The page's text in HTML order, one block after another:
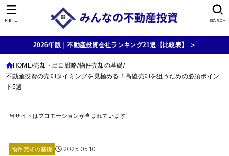
SEARCH
MENU
2026年版｜不動産投資会社ランキング21選【比較表】 ＞
HOME 売却・出口戦略 物件売却の基礎
不動産投資の売却タイミングを見極める！高値売却を狙うための必須ポイン
ト5選
当サイトはプロモーションが含まれています
物件売却の基礎 2025.05.10